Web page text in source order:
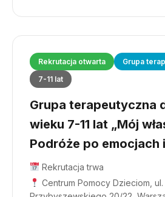
Rekrutacja otwarta
Grupa
7-11 lat
Grupa terapeutyczna
wieku 7-11 lat „Mój
Podróże po emocjach
Rekrutacja trwa
Centrum Pomocy Dzieciom, ul.